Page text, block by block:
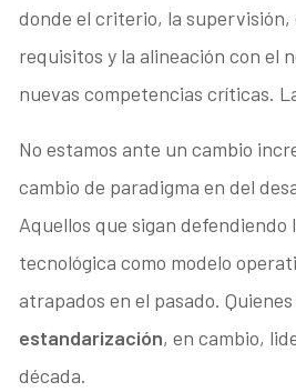
donde el criterio, la supervisión,
requisitos y la alineación con el
nuevas competencias críticas.
No estamos ante un cambio
cambio de paradigma en del
Aquellos que sigan defendiendo
tecnológica como modelo
atrapados en el pasado.
estandarización, en cambio,
década.